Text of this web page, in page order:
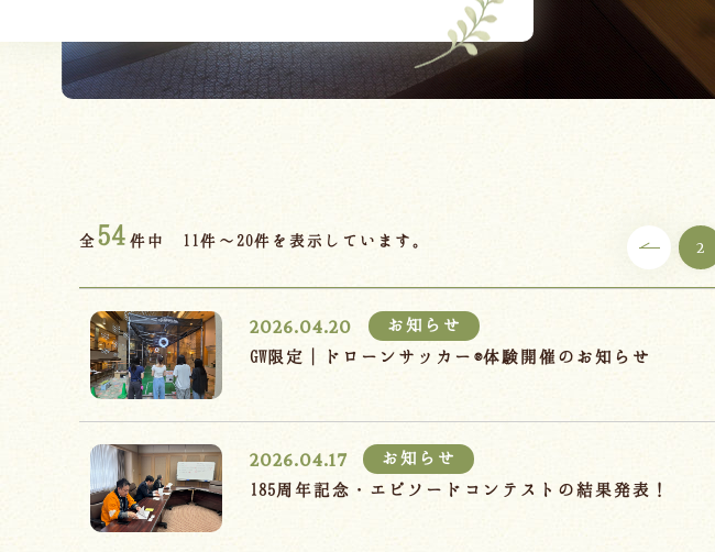
全 54 件中 11件～20件を表示しています。 2
2026.04.20
お知らせ
GW限定｜ドローンサッカー®体験開催のお知らせ
2026.04.17
お知らせ
185周年記念・エピソードコンテストの結果発表！
吉川屋×温泉むすめ
Follow us